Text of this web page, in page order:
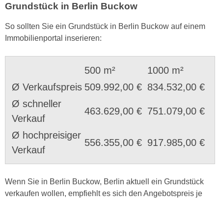
Grundstück in Berlin Buckow
So sollten Sie ein Grundstück in Berlin Buckow auf einem
Immobilienportal inserieren:
500 m²
1000 m²
Ø Verkaufspreis 509.992,00 € 834.532,00 €
Ø schneller
Verkauf
463.629,00 € 751.079,00 €
Ø hochpreisiger
Verkauf
556.355,00 € 917.985,00 €
Wenn Sie in Berlin Buckow, Berlin aktuell ein Grundstück
verkaufen wollen, empfiehlt es sich den Angebotspreis je